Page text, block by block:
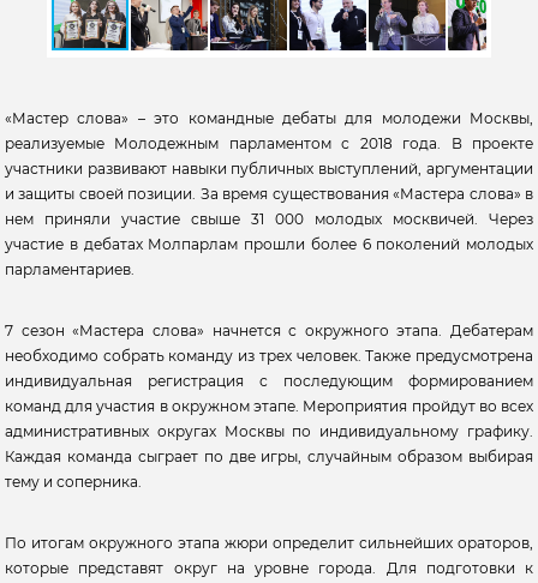
«Мастер слова» – это командные дебаты для молодежи Москвы,
реализуемые Молодежным парламентом с 2018 года. В проекте
участники развивают навыки публичных выступлений, аргументации
и защиты своей позиции. За время существования «Мастера слова» в
нем приняли участие свыше 31 000 молодых москвичей. Через
участие в дебатах Молпарлам прошли более 6 поколений молодых
парламентариев.
7 сезон «Мастера слова» начнется с окружного этапа. Дебатерам
необходимо собрать команду из трех человек. Также предусмотрена
индивидуальная регистрация с последующим формированием
команд для участия в окружном этапе. Мероприятия пройдут во всех
административных округах Москвы по индивидуальному графику.
Каждая команда сыграет по две игры, случайным образом выбирая
тему и соперника.
По итогам окружного этапа жюри определит сильнейших ораторов,
которые представят округ на уровне города. Для подготовки к